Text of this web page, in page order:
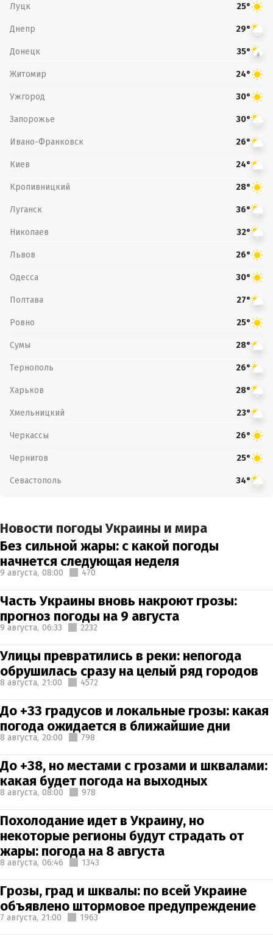
Луцк 25°
Днепр 29°
Донецк 35°
Житомир 24°
Ужгород 30°
Запорожье 30°
Ивано-Франковск 26°
Киев 24°
Кропивницкий 28°
Луганск 36°
Николаев 32°
Львов 26°
Одесса 30°
Полтава 27°
Ровно 25°
Сумы 28°
Тернополь 26°
Харьков 28°
Хмельницкий 23°
Черкассы 26°
Чернигов 25°
Севастополь 34°
Новости погоды Украины и мира
Без сильной жары: с какой погоды
начнется следующая неделя
9 августа, 08:00 470
Часть Украины вновь накроют грозы:
прогноз погоды на 9 августа
9 августа, 06:33 2232
Улицы превратились в реки: непогода
обрушилась сразу на целый ряд городов
8 августа, 21:00 4572
До +33 градусов и локальные грозы: какая
погода ожидается в ближайшие дни
8 августа, 20:00 798
До +38, но местами с грозами и шквалами:
какая будет погода на выходных
8 августа, 08:00 978
Похолодание идет в Украину, но
некоторые регионы будут страдать от
жары: погода на 8 августа
8 августа, 06:46 1343
Грозы, град и шквалы: по всей Украине
объявлено штормовое предупреждение
7 августа, 21:00 1963